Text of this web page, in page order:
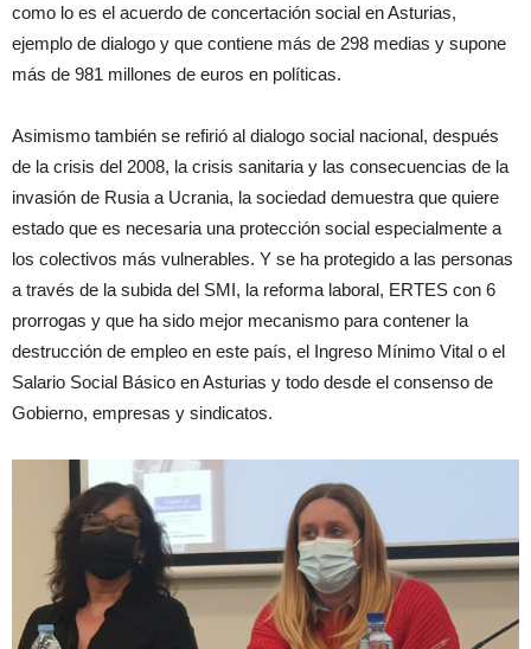
como lo es el acuerdo de concertación social en Asturias,
ejemplo de dialogo y que contiene más de 298 medias y supone
más de 981 millones de euros en políticas.
Asimismo también se refirió al dialogo social nacional, después
de la crisis del 2008, la crisis sanitaria y las consecuencias de la
invasión de Rusia a Ucrania, la sociedad demuestra que quiere
estado que es necesaria una protección social especialmente a
los colectivos más vulnerables. Y se ha protegido a las personas
a través de la subida del SMI, la reforma laboral, ERTES con 6
prorrogas y que ha sido mejor mecanismo para contener la
destrucción de empleo en este país, el Ingreso Mínimo Vital o el
Salario Social Básico en Asturias y todo desde el consenso de
Gobierno, empresas y sindicatos.